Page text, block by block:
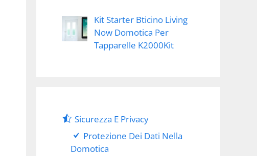
Kit Starter Bticino Living
Now Domotica Per
Tapparelle K2000Kit
Sicurezza E Privacy
Protezione Dei Dati Nella
Domotica